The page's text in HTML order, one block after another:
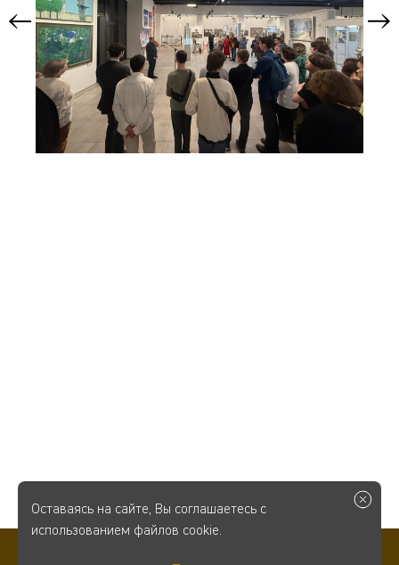
Оставаясь на сайте, Вы соглашаетесь с
использованием файлов cookie.